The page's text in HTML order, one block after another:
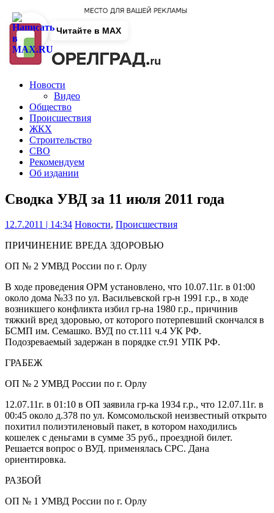
Новости
Видео
Общество
Происшествия
ЖКХ
Строительство
СВО
Рекомендуем
Об издании
Сводка УВД за 11 июля 2011 года
12.7.2011 | 14:34 Новости, Происшествия
ПРИЧИНЕНИЕ ВРЕДА ЗДОРОВЬЮ
ОП № 2 УМВД России по г. Орлу
В ходе проведения ОРМ установлено, что 10.07.11г. в 01:00
около дома №33 по ул. Васильевской гр-н 1991 г.р., в ходе
возникшего конфликта избил гр-на 1980 г.р., причинив
тяжкий вред здоровью, от которого потерпевший скончался в
БСМП им. Семашко. ВУД по ст.111 ч.4 УК РФ.
Подозреваемый задержан в порядке ст.91 УПК РФ.
ГРАБЕЖ
ОП № 2 УМВД России по г. Орлу
12.07.11г. в 01:10 в ОП заявила гр-ка 1934 г.р., что 12.07.11г. в
00:45 около д.378 по ул. Комсомольской неизвестный открыто
похитил полиэтиленовый пакет, в котором находились
кошелек с деньгами в сумме 35 руб., проездной билет.
Решается вопрос о ВУД. применялась СРС. Дана
ориентировка.
РАЗБОЙ
ОП № 1 УМВД России по г. Орлу
Читайте в MAX